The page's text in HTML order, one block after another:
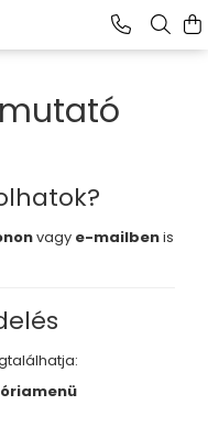
vagy e-mailbenis